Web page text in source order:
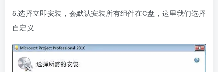
5.选择立即安装，会默认安装所有组件在C盘，这里我们选择
自定义